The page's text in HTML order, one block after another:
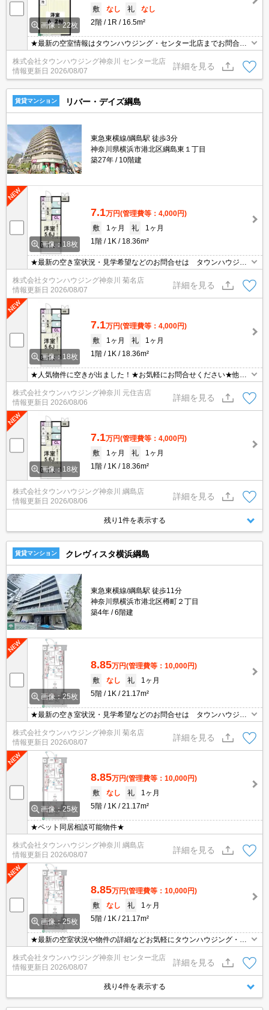
画像：22枚
敷
なし 礼
なし
2階
1R 16.5m²
★最新の空室情報はタウンハウジング・センター北店までお問合せ
株式会社タウンハウジング神奈川 センター北店
情報更新日 2026/08/07
詳細を見る
賃貸マンション リバー・デイズ綱島
東急東横線/綱島駅 徒歩3分
神奈川県横浜市港北区綱島東１丁目
築27年
10階建
画像：18枚
7.1万円(管理費等：4,000円)
敷
1ヶ月 礼
1ヶ月
1階
1K 18.36m²
★最新の空き室状況・見学希望などのお問合せは タウンハウジン
株式会社タウンハウジング神奈川 菊名店
情報更新日 2026/08/07
詳細を見る
画像：18枚
7.1万円(管理費等：4,000円)
敷
1ヶ月 礼
1ヶ月
1階
1K 18.36m²
★人気物件に空きが出ました！★お気軽にお問合せください★他社
Mでのご相談も承ります★
株式会社タウンハウジング神奈川 元住吉店
情報更新日 2026/08/06
詳細を見る
画像：18枚
7.1万円(管理費等：4,000円)
敷
1ヶ月 礼
1ヶ月
1階
1K 18.36m²
株式会社タウンハウジング神奈川 綱島店
情報更新日 2026/08/06
詳細を見る
残り1件を表示する
賃貸マンション クレヴィスタ横浜綱島
東急東横線/綱島駅 徒歩11分
神奈川県横浜市港北区樽町２丁目
築4年
6階建
画像：25枚
8.85万円(管理費等：10,000円)
敷
なし 礼
1ヶ月
5階
1K 21.17m²
★最新の空き室状況・見学希望などのお問合せは タウンハウジン
株式会社タウンハウジング神奈川 菊名店
情報更新日 2026/08/07
詳細を見る
画像：25枚
8.85万円(管理費等：10,000円)
敷
なし 礼
1ヶ月
5階
1K 21.17m²
★ペット同居相談可能物件★
株式会社タウンハウジング神奈川 綱島店
情報更新日 2026/08/07
詳細を見る
画像：25枚
8.85万円(管理費等：10,000円)
敷
なし 礼
1ヶ月
5階
1K 21.17m²
★最新の空室状況や物件の詳細などお気軽にタウンハウジング・セ
株式会社タウンハウジング神奈川 センター北店
情報更新日 2026/08/07
詳細を見る
残り4件を表示する